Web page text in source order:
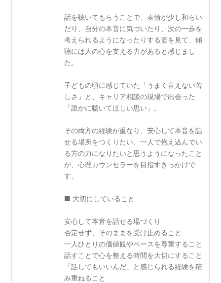
話を聴いてもらうことで、表情が少し和らい
だり、自分の本音に気づいたり、次の一歩を
考えられるようになったりする姿を見て、傾
聴には人の心を支える力があると感じまし
た。
子どもの頃に感じていた「うまく言えない苦
しさ」と、キャリア相談の現場で出会った
「誰かに聴いてほしい思い」。
その両方の経験が重なり、安心して本音を話
せる場所をつくりたい、一人で抱え込んでい
る方の力になりたいと思うようになったこと
が、心理カウンセラーを目指すきっかけで
す。
■ 大切にしていること
安心して本音を話せる場づくり
否定せず、そのままを受け止めること
一人ひとりの価値観やペースを尊重すること
話すことで心を整える時間を大切にすること
「話してもいいんだ」と感じられる経験を積
み重ねること